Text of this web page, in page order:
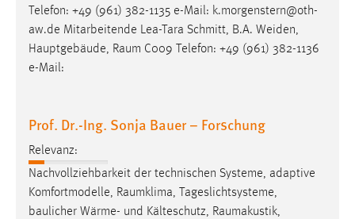
Telefon: +49 (961) 382-1135 e-Mail: k.morgenstern@oth-
aw.de Mitarbeitende Lea-Tara Schmitt, B.A. Weiden,
Hauptgebäude, Raum C009 Telefon: +49 (961) 382-1136
e-Mail:
Prof. Dr.-Ing. Sonja Bauer – Forschung
Relevanz:
Nachvollziehbarkeit der technischen Systeme, adaptive
Komfortmodelle, Raumklima, Tageslichtsysteme,
baulicher Wärme- und Kälteschutz, Raumakustik,